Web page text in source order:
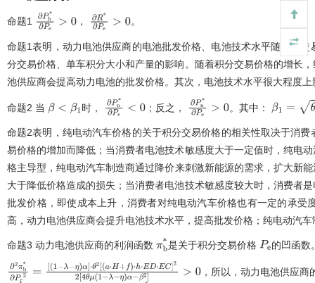
(1-λ-η)
命题1 ∂Pb* ∂P e> 0， ∂R*∂ Pe >0。
命题1表明，动力电池供应商的电池批发价格、电池技术水平随积分
分交易价格、单车积分大小和产量的影响。随着积分交易价格的增长
池供应商会提高动力电池的批发价格。其次，电池技术水平很大程度
命题2 当 β<β1 时， ∂Pn* ∂P e< 0；反之， ∂Pn* ∂P e>0。其中： β1 =θμ(1 -
命题2表明，纯电动汽车价格的关于积分交易价格的相关性取决于消
易价格的增加而降低；当消费者电池技术敏感度大于一定值时，纯电
格主导型，纯电动汽车制造商通过降价来刺激新能源的需求，扩大新
大于降低价格造成的损失；当消费者电池技术敏感度较大时，消费者
批发价格，即使成本上升，消费者对纯电动汽车价格也有一定的承
高，动力电池供应商会提升电池技术水平，提高批发价格；纯电动汽
命题3 动力电池供应商的利润函数 πb*
是关于积分交易价格 Pe的凹函数
∂2πb *∂P e2=[(1-λ-
，所以，动力电池供应商